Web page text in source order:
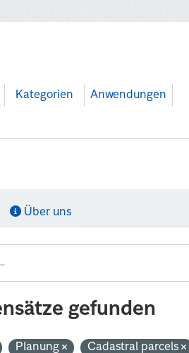
Kategorien Anwendungen
Über uns
gefunden
Planung
Cadastral parcels